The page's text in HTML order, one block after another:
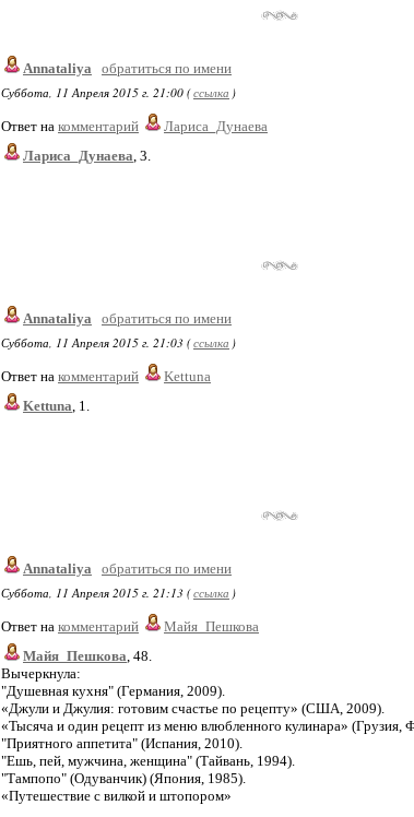
Annataliya
обратиться по имени
Суббота, 11 Апреля 2015 г. 21:00 (ссылка )
Ответ на комментарий
Лариса_Дунаева
Лариса_Дунаева, 3.
Annataliya
обратиться по имени
Суббота, 11 Апреля 2015 г. 21:03 (ссылка )
Ответ на комментарий
Kettuna
Kettuna, 1.
Annataliya
обратиться по имени
Суббота, 11 Апреля 2015 г. 21:13 (ссылка )
Ответ на комментарий
Майя_Пешкова
Майя_Пешкова, 48.
Вычеркнула:
"Душевная кухня" (Германия, 2009).
«Джули и Джулия: готовим счастье по рецепту» (США, 2009).
«Тысяча и один рецепт из меню влюбленного кулинара» (Грузия,
"Приятного аппетита" (Испания, 2010).
"Ешь, пей, мужчина, женщина" (Тайвань, 1994).
"Тампопо" (Одуванчик) (Япония, 1985).
«Путешествие с вилкой и штопором»